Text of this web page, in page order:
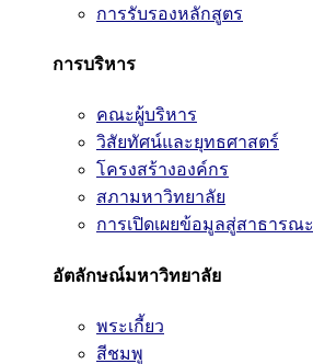
การรับรองหลักสูตร
การบริหาร
คณะผู้บริหาร
วิสัยทัศน์และยุทธศาสตร์
โครงสร้างองค์กร
สภามหาวิทยาลัย
การเปิดเผยข้อมูลสู่สาธารณะ
อัตลักษณ์มหาวิทยาลัย
พระเกี้ยว
สีชมพู